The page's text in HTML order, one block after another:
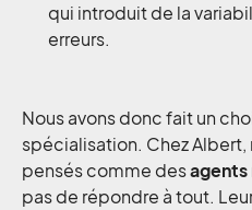
qui introduit de la
erreurs.
Nous avons donc fait un
spécialisation. Chez Albert,
pensés comme des
pas de répondre à tout.